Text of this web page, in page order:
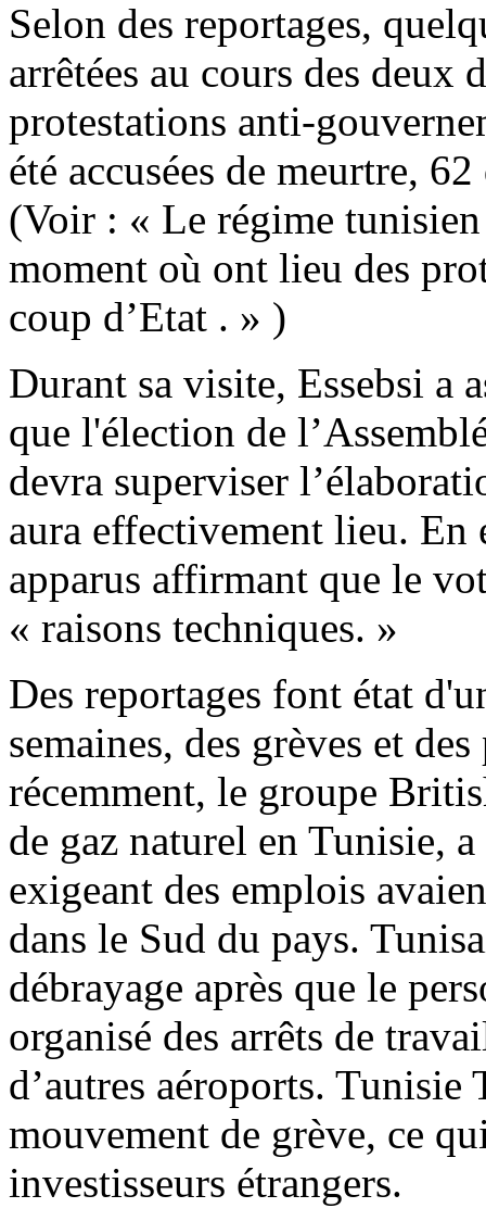
Selon des reportages,
arrêtées au cours des deux
protestations anti-
été accusées de meurtre,
(Voir : « Le régime
moment où ont lieu des
coup d’Etat . » )
Durant sa visite, Essebsi a
que l'élection de
devra superviser
aura effectivement lieu. En
apparus affirmant que le
« raisons techniques. »
Des reportages font état
semaines, des grèves et
récemment, le groupe
de gaz naturel en Tunisie,
exigeant des emplois
dans le Sud du pays.
débrayage après que le
organisé des arrêts de
d’autres aéroports. Tunisie
mouvement de grève, ce
investisseurs étrangers.